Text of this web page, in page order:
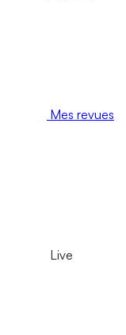
Mes revues
Live